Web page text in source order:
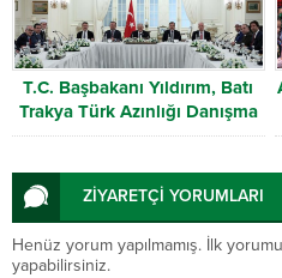
T.C. Başbakanı Yıldırım, Batı
Trakya Türk Azınlığı Danışma
Kurulu heyetini kabul etti
ZİYARETÇİ YORUMLARI
Henüz yorum yapılmamış. İlk
yapabilirsiniz.